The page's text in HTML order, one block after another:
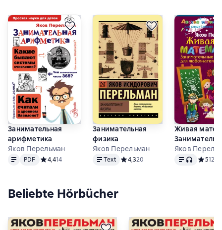
Занимательная
арифметика
Яков Перельман
Text PDF
PDF Средний рейтинг 4,4 на основе 14 оценок
4,414
Занимательная
физика
Яков Перельман
TextText Средний рейтинг 4,3 на основе
4,320
Живая
задачи для
Яков
Text, 512
Beliebte Hörbücher